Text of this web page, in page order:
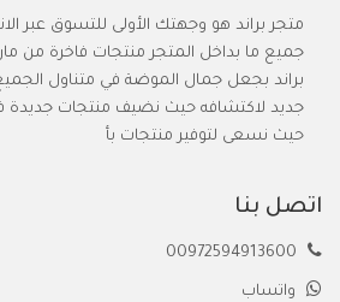
متجر براند هو وجهتك الأولى للتسوق عبر
جميع ما بداخل المتجر منتجات فاخرة من
براند بجعل جمال الموضة في متناول
جديد لاكتشافه حيث نضيف منتجات جديدة
حيث نسعى لتوفير منتجات بأ
اتصل بنا
واتساب